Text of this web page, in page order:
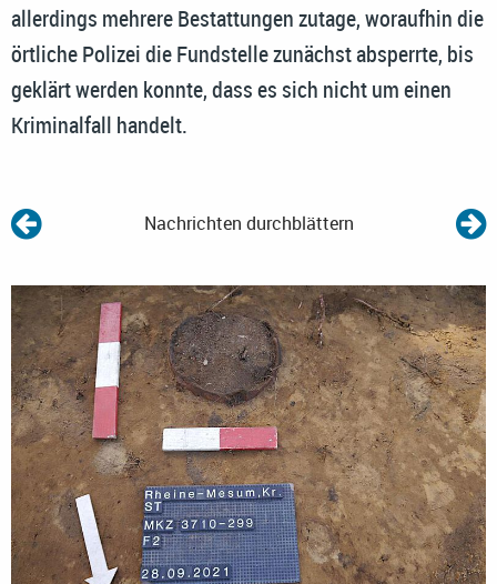
allerdings mehrere Bestattungen zutage, woraufhin die
örtliche Polizei die Fundstelle zunächst absperrte, bis
geklärt werden konnte, dass es sich nicht um einen
Kriminalfall handelt.
Nachrichten durchblättern